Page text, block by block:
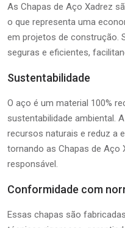
As Chapas de Aço Xadrez
o que representa uma
em projetos de construção.
seguras e eficientes,
Sustentabilidade
O aço é um material 100%
sustentabilidade ambiental.
recursos naturais e reduz a
tornando as Chapas de Aço
responsável.
Conformidade com
Essas chapas são